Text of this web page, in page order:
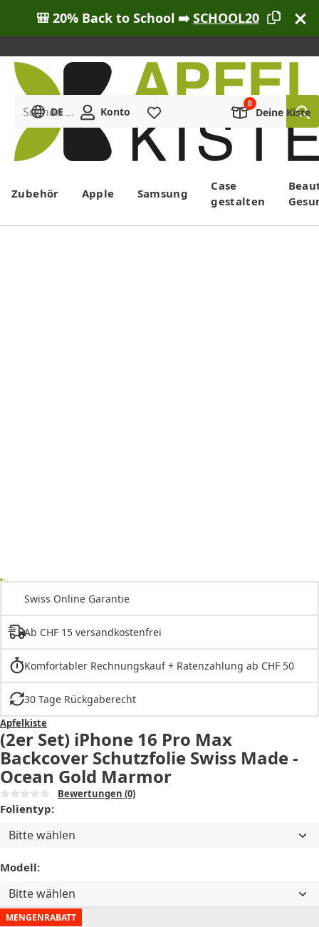
🎒 20% Back to School ➡️SCHOOL20
Menü
Suchen ...
DE Konto Deine Kiste
Zubehör Apple Samsung
Case
gestalten
Swiss Online Garantie
Ab CHF 15 versandkostenfrei
Komfortabler Rechnungskauf + Ratenzahlung ab CHF 50
30 Tage Rückgaberecht
Apfelkiste
(2er Set) iPhone 16 Pro Max
Backcover Schutzfolie Swiss Made -
Ocean Gold Marmor
Bewertungen (0)
Folientyp:
Bitte wählen
Modell:
Bitte wählen
MENGENRABATT